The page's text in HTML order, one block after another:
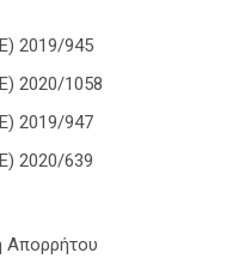
2019/945
2020/1058
2019/947
2020/639
Απορρήτου